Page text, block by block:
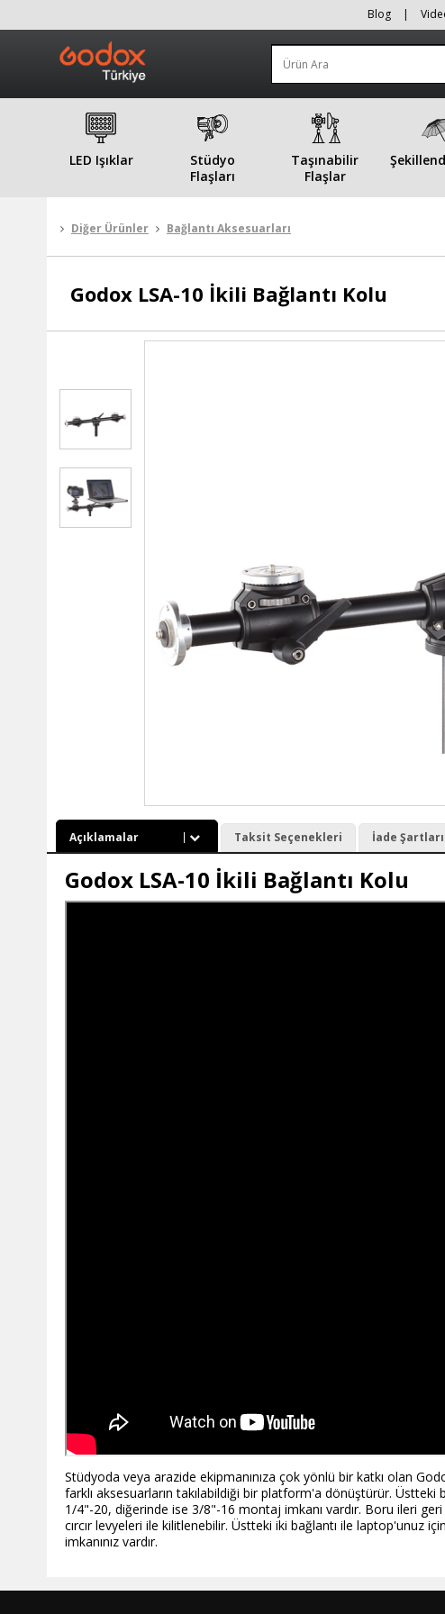
Blog |
LED Işıklar
Stüdyo
Flaşları
Taşınabilir
Flaşlar
Diğer Ürünler Bağlantı Aksesuarları
Godox LSA-10 İkili Bağlantı Kolu
Açıklamalar Taksit Seçenekleri İade Şartları
Godox LSA-10 İkili Bağlantı Kolu
Stüdyoda veya arazide ekipmanınıza çok yönlü bir katkı olan
farklı aksesuarların takılabildiği bir platform'a dönüştürür.
1/4"-20, diğerinde ise 3/8"-16 montaj imkanı vardır. Boru ileri geri
cırcır levyeleri ile kilitlenebilir. Üstteki iki bağlantı ile laptop'unuz
imkanınız vardır.